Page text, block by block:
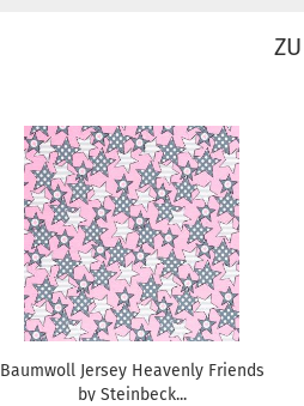
Baumwoll Jersey Heavenly Friends
by Steinbeck...